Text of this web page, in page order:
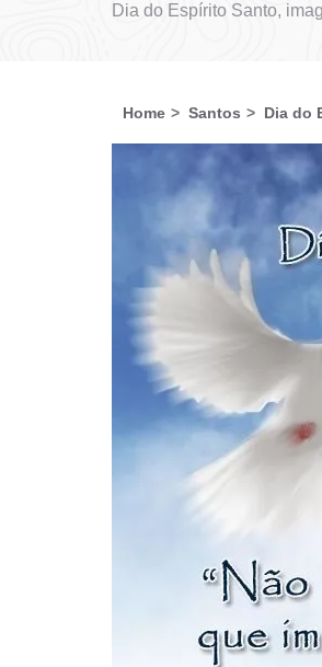
Dia do Espírito Santo,
Home Santos Dia do